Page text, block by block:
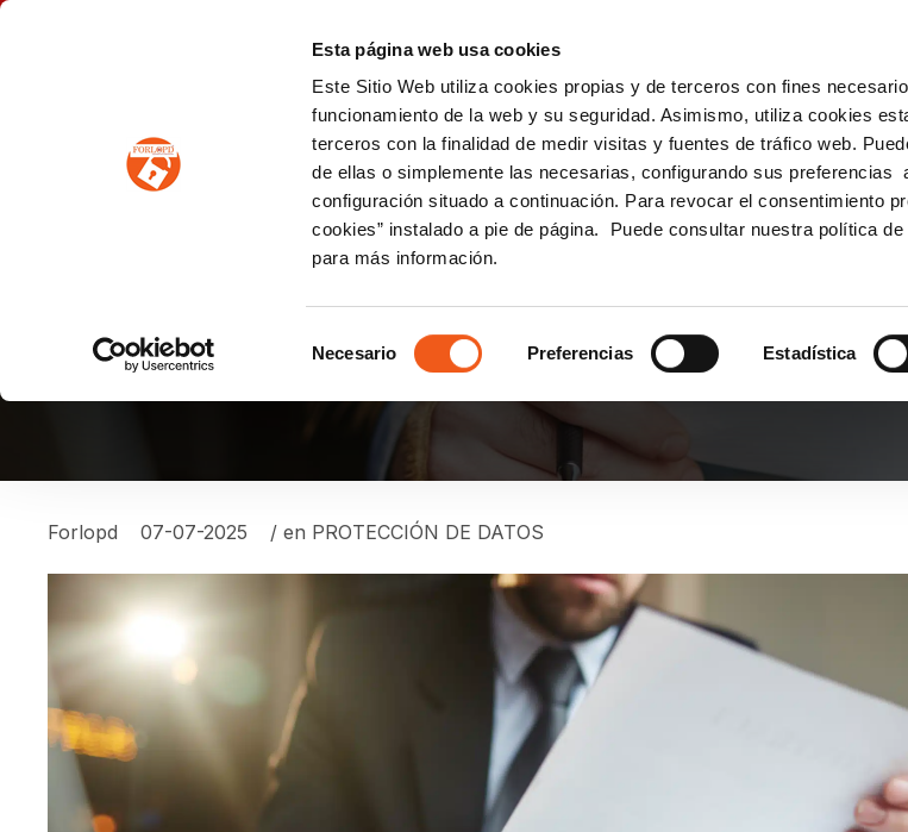
Esta página web usa cookies
Este Sitio Web utiliza cookies propias y de terceros con fines
funcionamiento de la web y su seguridad. Asimismo, utiliza cookies
terceros con la finalidad de medir visitas y fuentes de tráfico web.
de ellas o simplemente las necesarias, configurando sus preferencias
configuración situado a continuación. Para revocar el consentimiento
cookies” instalado a pie de página. Puede consultar nuestra política
para más información.
de
Necesario Preferencias Estadística
PROTECCION DE DATOS IGUALDAD CONSULTORÍA ECOMMERCE LSSI
¿POR QUÉ UN CANAL DE
LEGAL, SINO UNA VENTAJA
Forlopd 07-07-2025 / en PROTECCIÓN DE DATOS